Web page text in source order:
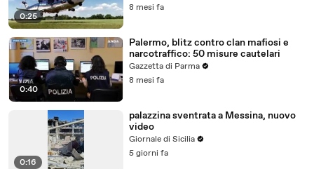
0:25
8 mesi fa
0:40
Palermo, blitz contro clan mafiosi e
narcotraffico: 50 misure cautelari
Gazzetta di Parma
8 mesi fa
0:16
palazzina sventrata a Messina, nuovo
video
Giornale di Sicilia
5 giorni fa